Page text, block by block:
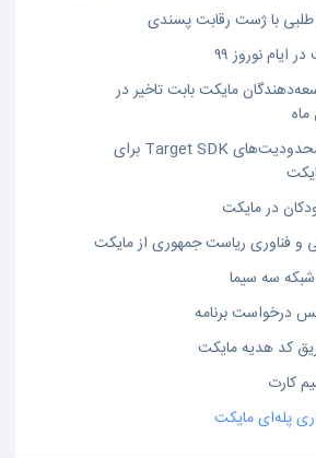
طلبی با ژست رقابت پسندی
ایام نوروز ۹۹
مایکت بابت تاخیر در
زمان‌بندی اعمال محدودیت‌های Target SDK برای
در مایکت
و فناوری ریاست جمهوری از مایکت
سه سیما
درخواست برنامه
کد هدیه مایکت
کارت
پله‌ای مایکت